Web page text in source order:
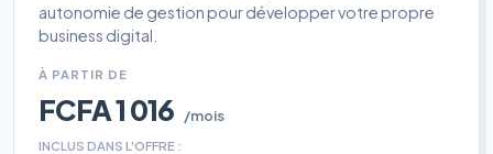
autonomie de gestion pour développer votre propre
business digital.
À PARTIR DE
FCFA 1 016 /mois
INCLUS DANS L'OFFRE :